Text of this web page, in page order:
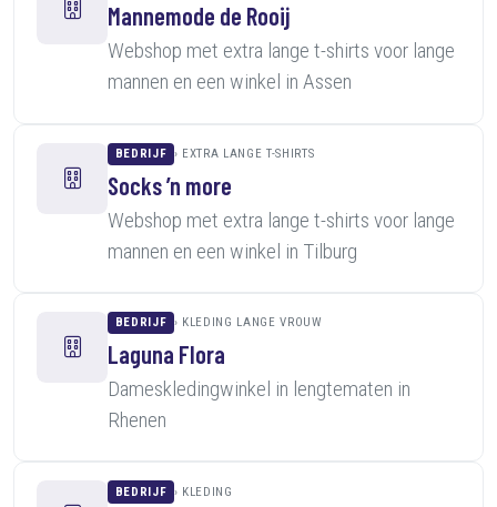
Mannemode de Rooij
Webshop met extra lange t-shirts voor lange
mannen en een winkel in Assen
BEDRIJF EXTRA LANGE T-SHIRTS
Socks ’n more
Webshop met extra lange t-shirts voor lange
mannen en een winkel in Tilburg
BEDRIJF KLEDING LANGE VROUW
Laguna Flora
Dameskledingwinkel in lengtematen in
Rhenen
BEDRIJF KLEDING